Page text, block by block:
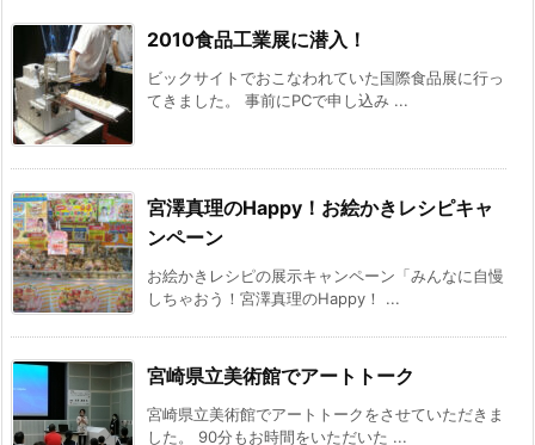
2010食品工業展に潜入！
ビックサイトでおこなわれていた国際食品展に行っ
てきました。 事前にPCで申し込み ...
宮澤真理のHappy！お絵かきレシピキャ
ンペーン
お絵かきレシピの展示キャンペーン「みんなに自慢
しちゃおう！宮澤真理のHappy！ ...
宮崎県立美術館でアートトーク
宮崎県立美術館でアートトークをさせていただきま
した。 90分もお時間をいただいた ...